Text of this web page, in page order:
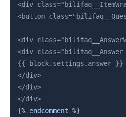
<div
<button
<div
<div class="bilifaq__Answer
{{ block.settings.answer }}
</div>
</div>
{% endcomment %}